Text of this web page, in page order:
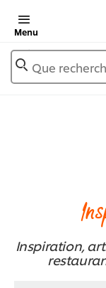
Menu
Que
Inspiration,